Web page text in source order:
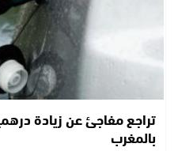
تراجع مفاجئ عن زيادة
بالمغرب